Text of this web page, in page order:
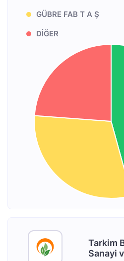
GÜBRE FAB T A Ş
DİĞER
Tarkim
Sanayi